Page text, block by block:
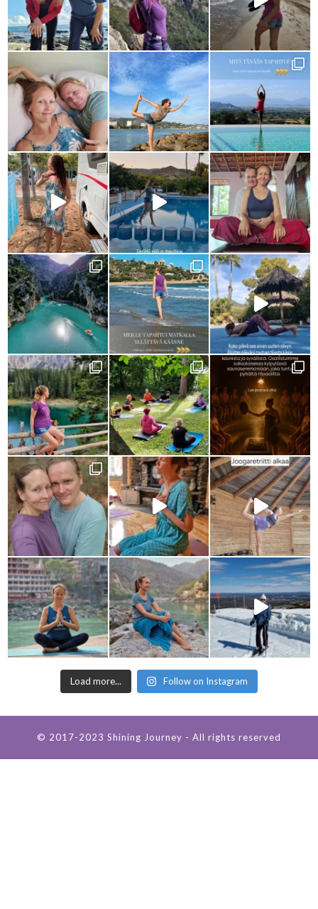
Load more... Follow on Instagram
© 2017-2023 Shining Journey - All rights reserved